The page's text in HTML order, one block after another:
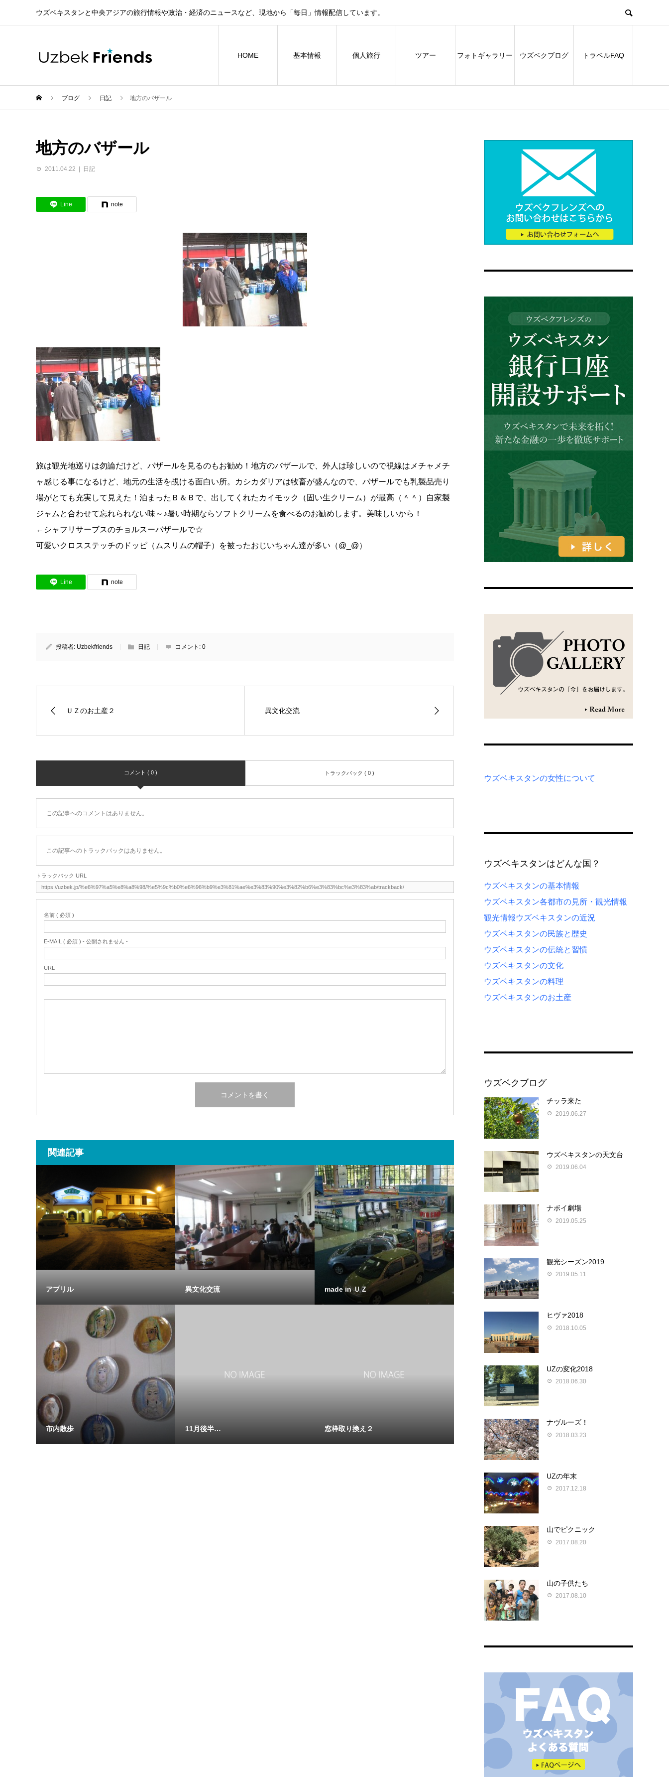
ウズベキスタンと中央アジアの旅行情報や政治・経済のニュースなど、現地から「毎日」情報配信しています。
HOME 基本情報 個人旅行 ツアー フォトギャラリー ウズベクブログ トラベルFAQ
ブログ 日記 地方のバザール
地方のバザール
2011.04.22 日記
Line note
旅は観光地巡りは勿論だけど、バザールを見るのもお勧め！地方のバザールで、外人は珍しいので視線はメチャメチ
ャ感じる事になるけど、地元の生活を覘ける面白い所。カシカダリアは牧畜が盛んなので、バザールでも乳製品売り
場がとても充実して見えた！泊まったＢ＆Ｂで、出してくれたカイモック（固い生クリーム）が最高（＾＾）自家製
ジャムと合わせて忘れられない味～♪暑い時期ならソフトクリームを食べるのお勧めします。美味しいから！
←シャフリサーブスのチョルスーバザールで☆
可愛いクロスステッチのドッピ（ムスリムの帽子）を被ったおじいちゃん達が多い（@_@）
Line note
投稿者: Uzbekfriends 日記 コメント: 0
ＵＺのお土産２ 異文化交流
コメント ( 0 ) トラックバック ( 0 )
この記事へのコメントはありません。
この記事へのトラックバックはありません。
トラックバック URL
名前 ( 必須 )
E-MAIL ( 必須 ) - 公開されません -
URL
関連記事
アプリル 異文化交流 made in ＵＺ
市内散歩 11月後半… 窓枠取り換え２
ウズベキスタンの女性について
ウズベキスタンはどんな国？
ウズベキスタンの基本情報
ウズベキスタン各都市の見所・観光情報
観光情報 ウズベキスタンの近況
ウズベキスタンの民族と歴史
ウズベキスタンの伝統と習慣
ウズベキスタンの文化
ウズベキスタンの料理
ウズベキスタンのお土産
ウズベクブログ
チッラ来た
2019.06.27
ウズベキスタンの天文台
2019.06.04
ナボイ劇場
2019.05.25
観光シーズン2019
2019.05.11
ヒヴァ2018
2018.10.05
UZの変化2018
2018.06.30
ナヴルーズ！
2018.03.23
UZの年末
2017.12.18
山でピクニック
2017.08.20
山の子供たち
2017.08.10